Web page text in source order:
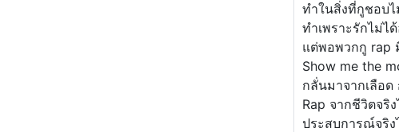
ทำในสิ่งที่กูชอบไ
ทำเพราะรักไม่ไ
แต่พอพวกกู rap
Show me the
กลั่นมาจากเลือด
Rap จากชีวิตจริ
ประสบการณ์จริง